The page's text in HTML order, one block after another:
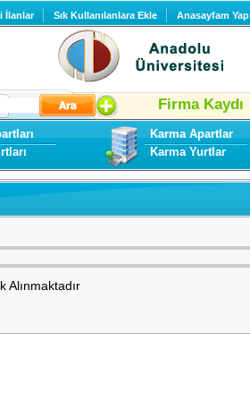
İlanlar Sık Kullanılanlara Ekle Anasayfam Yap
Firma Kaydı
Karma Apartlar
Karma Yurtlar